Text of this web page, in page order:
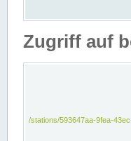
Zugriff auf
/stations/593647aa-9fea-